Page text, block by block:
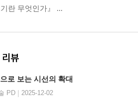
란 무엇인가』 ...
뷰
로 보는 시선의 확대
PD | 2025-12-02